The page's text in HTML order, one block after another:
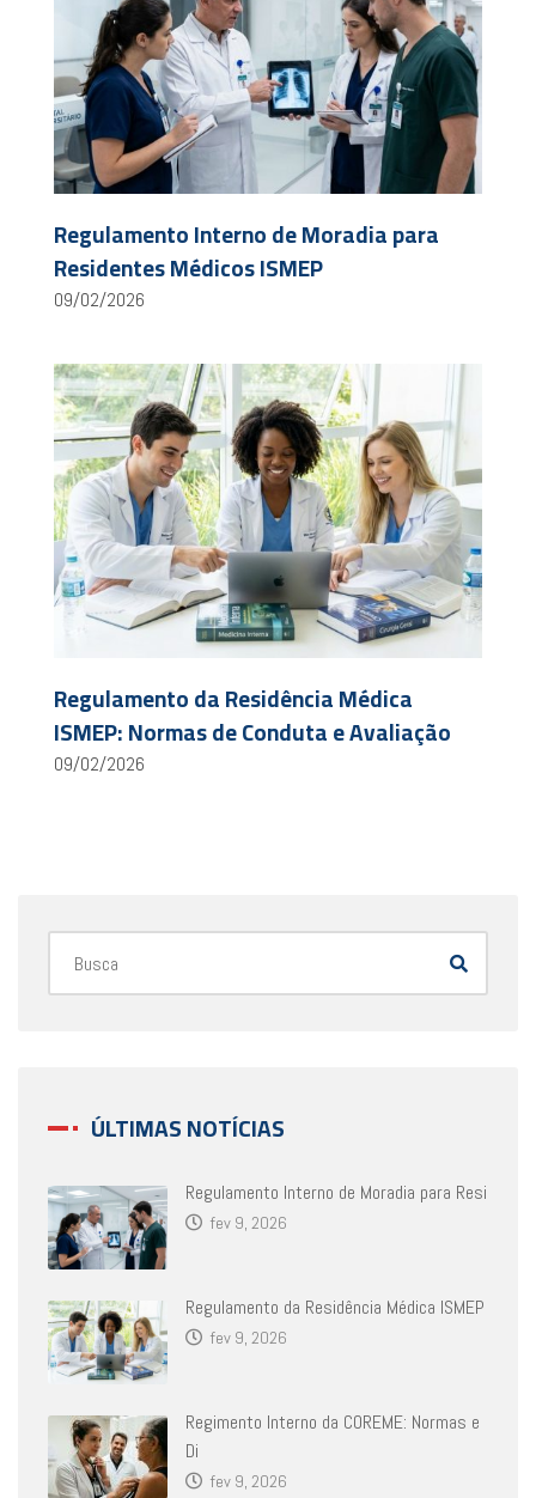
Regulamento Interno de Moradia para
Residentes Médicos ISMEP
09/02/2026
Regulamento da Residência Médica
ISMEP: Normas de Conduta e Avaliação
09/02/2026
ÚLTIMAS NOTÍCIAS
Regulamento Interno de Moradia para Resi
fev 9, 2026
Regulamento da Residência Médica ISMEP
fev 9, 2026
Regimento Interno da COREME: Normas e
Di
fev 9, 2026